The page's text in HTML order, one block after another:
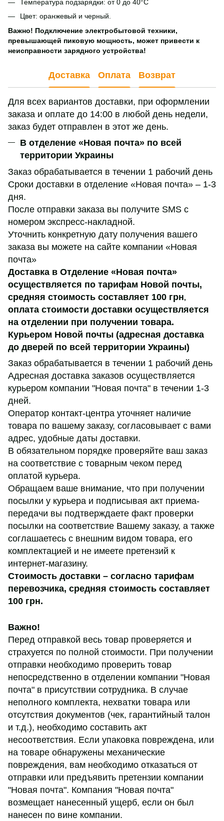
Температура подзарядки: от 0 до 40°C
Цвет: оранжевый и черный.
Важно! Подключение электробытовой техники,
превышающей пиковую мощность, может привести к
неисправности зарядного устройства!
Доставка Оплата Возврат
Для всех вариантов доставки, при оформлении
заказа и оплате до 14:00 в любой день недели,
заказ будет отправлен в этот же день.
В отделение «Новая почта» по всей
территории Украины
Заказ обрабатывается в течении 1 рабочий день
Сроки доставки в отделение «Новая почта» – 1-3
дня.
После отправки заказа вы получите SMS с
номером экспресс-накладной.
Уточнить конкретную дату получения вашего
заказа вы можете на сайте компании «Новая
почта»
Доставка в Отделение «Новая почта»
осуществляется по тарифам Новой почты,
средняя стоимость составляет 100 грн,
оплата стоимости доставки осуществляется
на отделении при получении товара.
Курьером Новой почты (адресная доставка
до дверей по всей территории Украины)
Заказ обрабатывается в течении 1 рабочий день
Адресная доставка заказов осуществляется
курьером компании "Новая почта" в течении 1-3
дней.
Оператор контакт-центра уточняет наличие
товара по вашему заказу, согласовывает с вами
адрес, удобные даты доставки.
В обязательном порядке проверяйте ваш заказ
на соответствие с товарным чеком перед
оплатой курьера.
Обращаем ваше внимание, что при получении
посылки у курьера и подписывая акт приема-
передачи вы подтверждаете факт проверки
посылки на соответствие Вашему заказу, а также
соглашаетесь с внешним видом товара, его
комплектацией и не имеете претензий к
интернет-магазину.
Стоимость доставки – согласно тарифам
перевозчика, средняя стоимость составляет
100 грн.
Важно!
Перед отправкой весь товар проверяется и
страхуется по полной стоимости. При получении
отправки необходимо проверить товар
непосредственно в отделении компании "Новая
почта" в присутствии сотрудника. В случае
неполного комплекта, нехватки товара или
отсутствия документов (чек, гарантийный талон
и т.д.), необходимо составить акт
несоответствия. Если упаковка повреждена, или
на товаре обнаружены механические
повреждения, вам необходимо отказаться от
отправки или предъявить претензии компании
"Новая почта". Компания "Новая почта"
возмещает нанесенный ущерб, если он был
нанесен по вине компании.